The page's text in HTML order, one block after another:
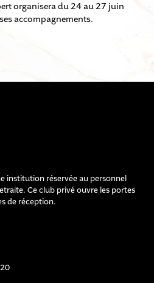
organisera du 24 au 27 juin
accompagnements.
institution réservée au personnel
Ce club privé ouvre les portes
de réception.